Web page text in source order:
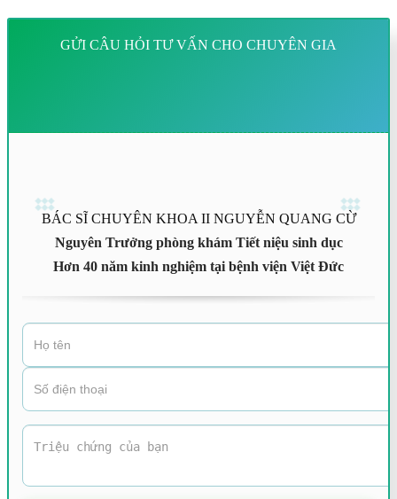
GỬI CÂU HỎI TƯ VẤN CHO CHUYÊN GIA
BÁC SĨ CHUYÊN KHOA II NGUYỄN QUANG CỪ
Nguyên Trưởng phòng khám Tiết niệu sinh dục
Hơn 40 năm kinh nghiệm tại bệnh viện Việt Đức